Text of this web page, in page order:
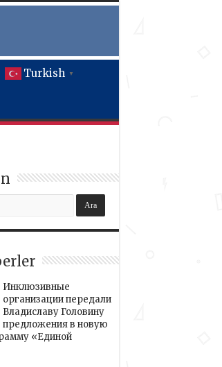
Turkish ▼
Инклюзивные
организации передали
Владиславу Головину
предложения в новую
«Единой